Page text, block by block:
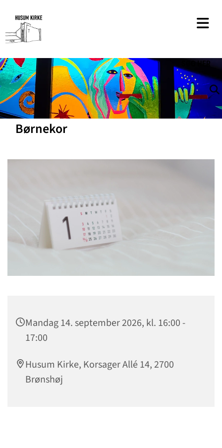
HER
Børnekor
Mandag 14. september 2026, kl. 16:00 -
17:00
Husum Kirke, Korsager Allé 14, 2700
Brønshøj